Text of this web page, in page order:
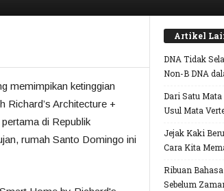
memimpikan ketinggian
Richard’s Architecture +
di Republik
rumah Santo Domingo ini
Artikel
DNA Tidak
Non-B DNA
Dari Satu
Usul Mata
Jejak Kaki
Cara Kita
Ribuan
Sebelum